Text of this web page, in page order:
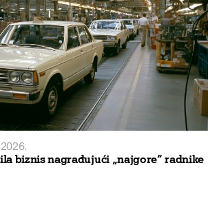
biznis nagrađujući „najgore“ radnike